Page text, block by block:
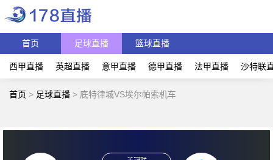
首页 足球直播 篮球直播
西甲直播 英超直播 意甲直播 德甲直播 法甲直播 沙特联
首页 > 足球直播 > 底特律城VS埃尔帕索机车